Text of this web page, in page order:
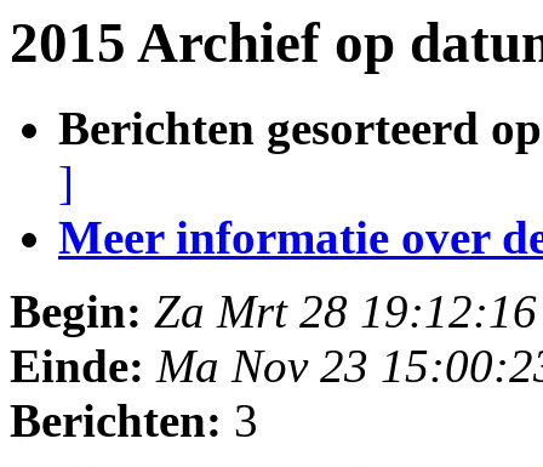
2015 Archief op
Berichten gesorteerd
]
Meer informatie over
Begin: Za Mrt 28
Einde: Ma Nov 23
Berichten: 3